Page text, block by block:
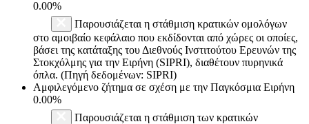
0.00%
Παρουσιάζεται η στάθμιση κρατικών ομολόγων
στο αμοιβαίο κεφάλαιο που εκδίδονται από χώρες οι οποίες,
βάσει της κατάταξης του Διεθνούς Ινστιτούτου Ερευνών της
Στοκχόλμης για την Ειρήνη (SIPRI), διαθέτουν πυρηνικά
όπλα. (Πηγή δεδομένων: SIPRI)
Αμφιλεγόμενο ζήτημα σε σχέση με την Παγκόσμια Ειρήνη
0.00%
Παρουσιάζεται η στάθμιση των κρατικών